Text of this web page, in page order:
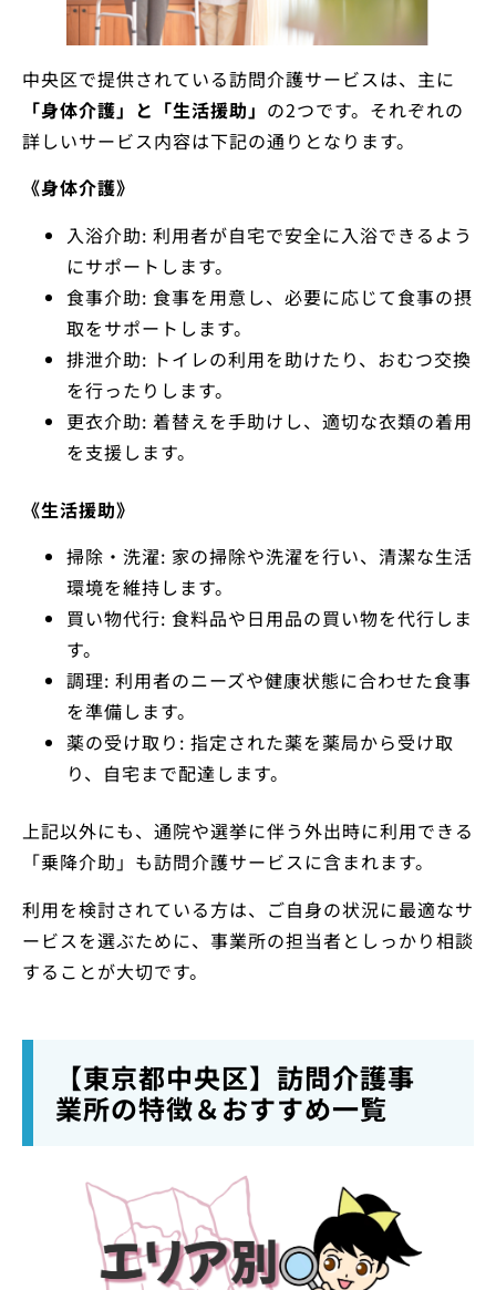
中央区で提供されている訪問介護サービスは、主に
「身体介護」と「生活援助」 の2つです。それぞれの
詳しいサービス内容は下記の通りとなります。
《身体介護》
入浴介助: 利用者が自宅で安全に入浴できるよう
にサポートします。
食事介助: 食事を用意し、必要に応じて食事の摂
取をサポートします。
排泄介助: トイレの利用を助けたり、おむつ交換
を行ったりします。
更衣介助: 着替えを手助けし、適切な衣類の着用
を支援します。
《生活援助》
掃除・洗濯: 家の掃除や洗濯を行い、清潔な生活
環境を維持します。
買い物代行: 食料品や日用品の買い物を代行しま
す。
調理: 利用者のニーズや健康状態に合わせた食事
を準備します。
薬の受け取り: 指定された薬を薬局から受け取
り、自宅まで配達します。
上記以外にも、通院や選挙に伴う外出時に利用できる
「乗降介助」も訪問介護サービスに含まれます。
利用を検討されている方は、ご自身の状況に最適なサ
ービスを選ぶために、事業所の担当者としっかり相談
することが大切です。
【東京都中央区】訪問介護事
業所の特徴＆おすすめ一覧